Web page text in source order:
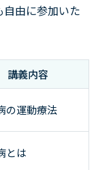
由に参加いた
講義内容
の運動療法
とは